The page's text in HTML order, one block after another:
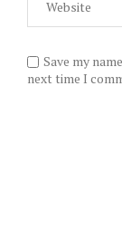
Save my
next time I